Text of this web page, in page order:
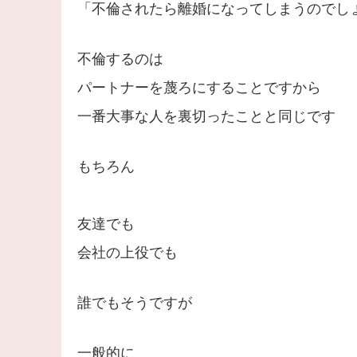
「不倫されたら離婚になってしまうのでし
不倫するのは
パートナーを蔑ろにすることですから
一番大事な人を裏切ったことと同じです
もちろん
友達でも
会社の上役でも
誰でもそうですが
一般的に